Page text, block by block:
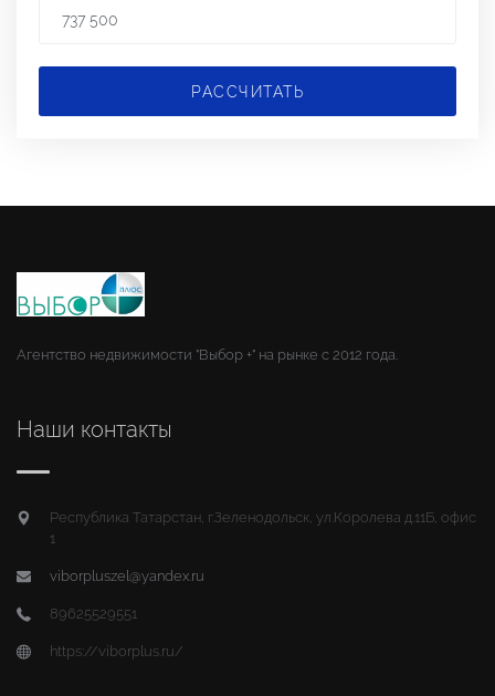
РАССЧИТАТЬ
Агентство недвижимости "Выбор +" на рынке с 2012 года.
Наши контакты
Республика Татарстан, г.Зеленодольск, ул.Королева д.11Б, офис
1
viborpluszel@yandex.ru
89625529551
https://viborplus.ru/